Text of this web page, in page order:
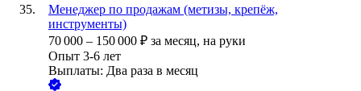
Менеджер по продажам (метизы, крепёж,
инструменты)
70 000 – 150 000 ₽ за месяц, на руки
Опыт 3-6 лет
Выплаты: Два раза в месяц